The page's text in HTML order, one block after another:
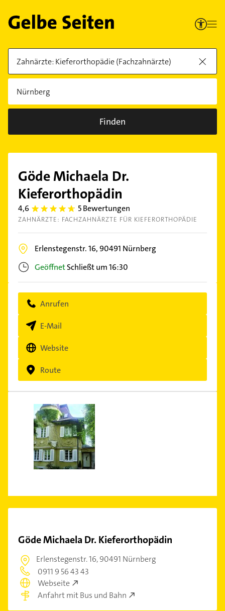
Finden
Göde Michaela Dr.
Kieferorthopädin
4,6 4.6 5 Bewertungen
ZAHNÄRZTE: FACHZAHNÄRZTE FÜR KIEFERORTHOPÄDIE
Erlenstegenstr. 16,90491 Nürnberg
GeöffnetSchließt um 16:30
Anrufen
E-Mail
Website
Route
Göde Michaela Dr. Kieferorthopädin
Erlenstegenstr. 16,90491 Nürnberg
0911 9 56 43 43
Webseite
Anfahrt mit Bus und Bahn